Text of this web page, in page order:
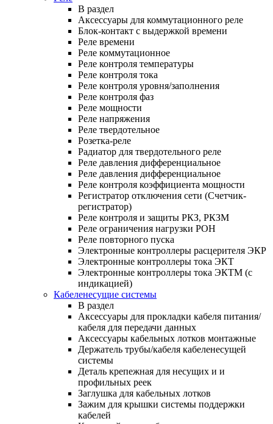
В раздел
Аксессуары для коммутационного реле
Блок-контакт с выдержкой времени
Реле времени
Реле коммутационное
Реле контроля температуры
Реле контроля тока
Реле контроля уровня/заполнения
Реле контроля фаз
Реле мощности
Реле напряжения
Реле твердотельное
Розетка-реле
Радиатор для твердотельного реле
Реле давления дифференциальное
Реле давления дифференциальное
Реле контроля коэффициента мощности
Регистратор отключения сети (Счетчик-
регистратор)
Реле контроля и защиты РКЗ, РКЗМ
Реле ограничения нагрузки РОН
Реле повторного пуска
Электронные контроллеры расцерителя ЭКР
Электронные контроллеры тока ЭКТ
Электронные контроллеры тока ЭКТМ (с
индикацией)
Кабеленесущие системы
В раздел
Аксессуары для прокладки кабеля питания/
кабеля для передачи данных
Аксессуары кабельных лотков монтажные
Держатель трубы/кабеля кабеленесущей
системы
Деталь крепежная для несущих и и
профильных реек
Заглушка для кабельных лотков
Зажим для крышки системы поддержки
кабелей